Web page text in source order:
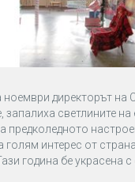
ноември директорът на
запалиха светлините
предколедното
голям интерес от
година бе украсена